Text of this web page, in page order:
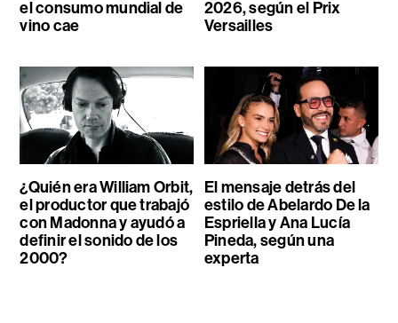
el consumo mundial de
vino cae
2026, según el Prix
Versailles
¿Quién era William Orbit,
el productor que trabajó
con Madonna y ayudó a
definir el sonido de los
2000?
El mensaje detrás del
estilo de Abelardo De la
Espriella y Ana Lucía
Pineda, según una
experta